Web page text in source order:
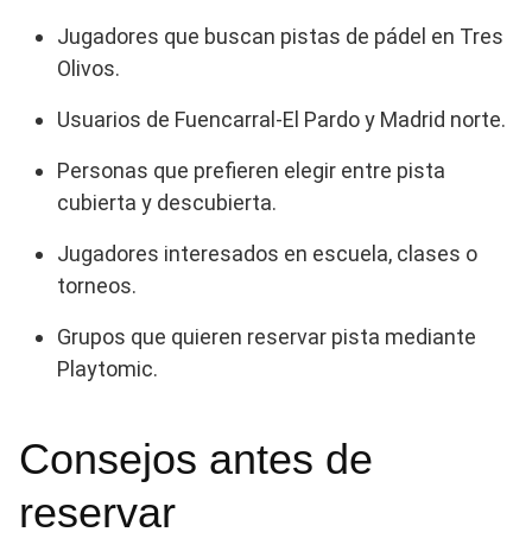
Jugadores que buscan pistas de pádel en Tres
Olivos.
Usuarios de Fuencarral-El Pardo y Madrid norte.
Personas que prefieren elegir entre pista
cubierta y descubierta.
Jugadores interesados en escuela, clases o
torneos.
Grupos que quieren reservar pista mediante
Playtomic.
Consejos antes de
reservar